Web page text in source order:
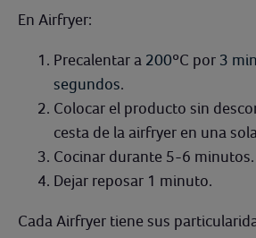
En Airfryer:
Precalentar a 200ºC por 3
segundos.
Colocar el producto sin
cesta de la airfryer en una
Cocinar durante 5-6 minutos.
Dejar reposar 1 minuto.
Cada Airfryer tiene sus